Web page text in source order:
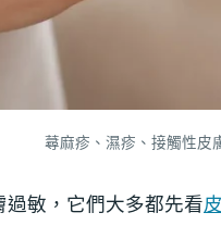
蕁麻疹、濕疹、接觸性皮
敏，它們大多都先看